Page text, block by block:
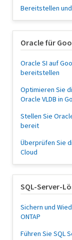
Bereitstellen
Oracle für
Oracle SI auf
bereitstellen
Optimieren Sie
Oracle VLDB in
Stellen Sie
bereit
Überprüfen Sie
Cloud
SQL-Server-
Sichern und
ONTAP
Führen Sie SQL